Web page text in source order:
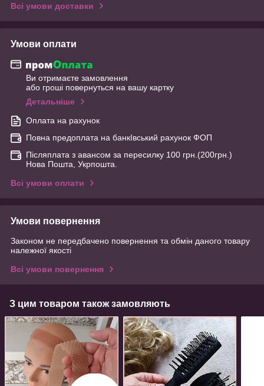
Всі умови доставки
Умови оплати
Ви отримаєте замовлення
або гроші повернуться на вашу картку
Детальніше
Оплата на рахунок
Повна предоплата на банкІвський рахунок ФОП
Післяплата з авансом за пересилку 100 грн.(200грн.)
Нова Пошта, Укрпошта.
Всі умови оплати
Умови повернення
Законом не передбачено повернення та обмін даного товару
належної якості
Всі умови повернення
З цим товаром також замовляють